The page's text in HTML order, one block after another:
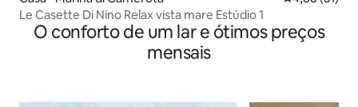
Le Casette Di Nino Relax vista mare Estúdio 1
O conforto de um lar e ótimos preços
mensais